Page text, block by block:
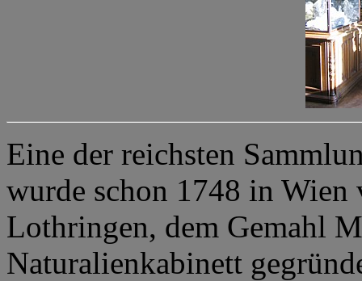
Eine der reichsten
wurde schon 1748 in Wien
Lothringen, dem Gemahl
Naturalienkabinett